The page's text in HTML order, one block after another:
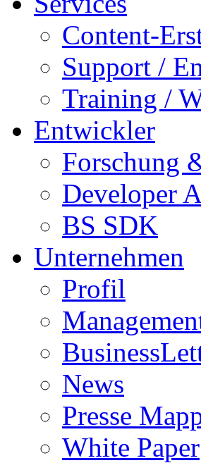
Content-
Support /
Training /
Entwickler
Forschung
Developer
BS SDK
Unternehmen
Profil
News
Presse
White Paper